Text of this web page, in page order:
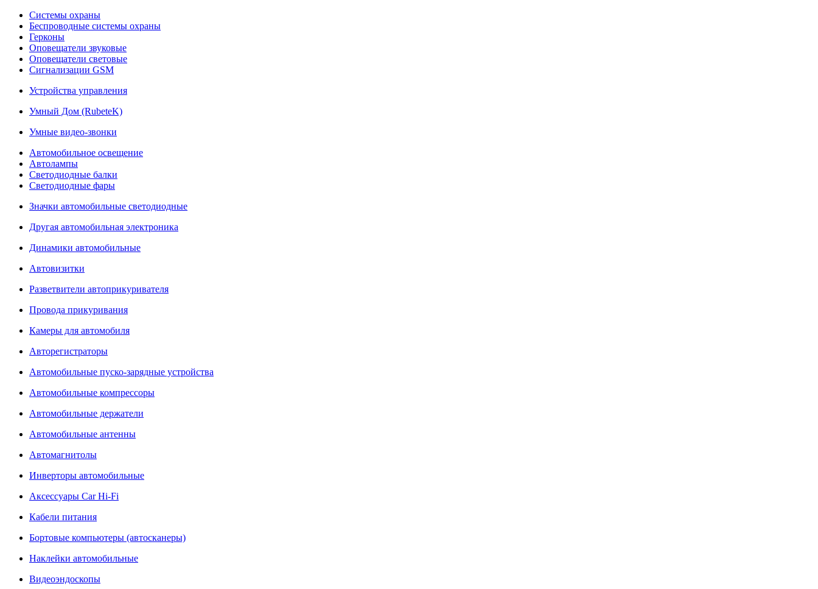
Системы охраны
Беспроводные системы охраны
Герконы
Оповещатели звуковые
Оповещатели световые
Сигнализации GSM
Устройства управления
Умный Дом (RubeteK)
Умные видео-звонки
Автомобильное освещение
Автолампы
Светодиодные балки
Светодиодные фары
Значки автомобильные светодиодные
Другая автомобильная электроника
Динамики автомобильные
Автовизитки
Разветвители автоприкуривателя
Провода прикуривания
Камеры для автомобиля
Авторегистраторы
Автомобильные пуско-зарядные устройства
Автомобильные компрессоры
Автомобильные держатели
Автомобильные антенны
Автомагнитолы
Инверторы автомобильные
Аксессуары Car Hi-Fi
Кабели питания
Бортовые компьютеры (автосканеры)
Наклейки автомобильные
Видеоэндоскопы